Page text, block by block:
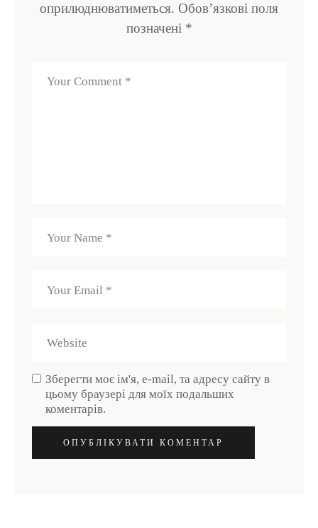
оприлюднюватиметься. Обов’язкові поля
позначені *
Зберегти моє ім'я, e-mail, та адресу сайту в
цьому браузері для моїх подальших
коментарів.
ОПУБЛІКУВАТИ КОМЕНТАР